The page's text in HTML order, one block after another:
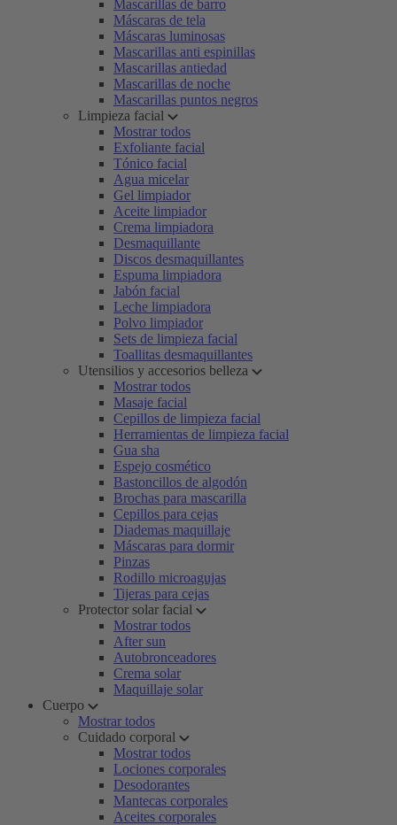
Mascarillas de barro
Máscaras de tela
Máscaras luminosas
Mascarillas anti espinillas
Mascarillas antiedad
Mascarillas de noche
Mascarillas puntos negros
Limpieza facial
Mostrar todos
Exfoliante facial
Tónico facial
Agua micelar
Gel limpiador
Aceite limpiador
Crema limpiadora
Desmaquillante
Discos desmaquillantes
Espuma limpiadora
Jabón facial
Leche limpiadora
Polvo limpiador
Sets de limpieza facial
Toallitas desmaquillantes
Utensilios y accesorios belleza
Mostrar todos
Masaje facial
Cepillos de limpieza facial
Herramientas de limpieza facial
Gua sha
Espejo cosmético
Bastoncillos de algodón
Brochas para mascarilla
Cepillos para cejas
Diademas maquillaje
Máscaras para dormir
Pinzas
Rodillo microagujas
Tijeras para cejas
Protector solar facial
Mostrar todos
After sun
Autobronceadores
Crema solar
Maquillaje solar
Cuerpo
Mostrar todos
Cuidado corporal
Mostrar todos
Lociones corporales
Desodorantes
Mantecas corporales
Aceites corporales